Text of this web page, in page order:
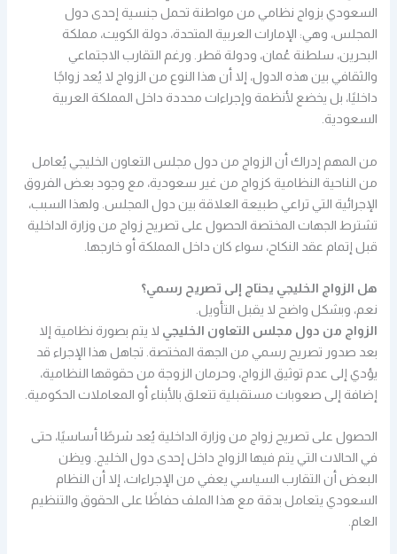
السعودي بزواج نظامي من مواطنة تحمل جنسية إحدى دول
المجلس، وهي: الإمارات العربية المتحدة، دولة الكويت، مملكة
البحرين، سلطنة عُمان، ودولة قطر. ورغم التقارب الاجتماعي
والثقافي بين هذه الدول، إلا أن هذا النوع من الزواج لا يُعد زواجًا
داخليًا، بل يخضع لأنظمة وإجراءات محددة داخل المملكة العربية
السعودية.
من المهم إدراك أن الزواج من دول مجلس التعاون الخليجي يُعامل
من الناحية النظامية كزواج من غير سعودية، مع وجود بعض الفروق
الإجرائية التي تراعي طبيعة العلاقة بين دول المجلس. ولهذا السبب،
تشترط الجهات المختصة الحصول على تصريح زواج من وزارة الداخلية
قبل إتمام عقد النكاح، سواء كان داخل المملكة أو خارجها.
هل الزواج الخليجي يحتاج إلى تصريح رسمي؟
نعم، وبشكل واضح لا يقبل التأويل.
الزواج من دول مجلس التعاون الخليجي لا يتم بصورة نظامية إلا
بعد صدور تصريح رسمي من الجهة المختصة. تجاهل هذا الإجراء قد
يؤدي إلى عدم توثيق الزواج، وحرمان الزوجة من حقوقها النظامية،
إضافة إلى صعوبات مستقبلية تتعلق بالأبناء أو المعاملات الحكومية.
الحصول على تصريح زواج من وزارة الداخلية يُعد شرطًا أساسيًا، حتى
في الحالات التي يتم فيها الزواج داخل إحدى دول الخليج. ويظن
البعض أن التقارب السياسي يعفي من الإجراءات، إلا أن النظام
السعودي يتعامل بدقة مع هذا الملف حفاظًا على الحقوق والتنظيم
العام.